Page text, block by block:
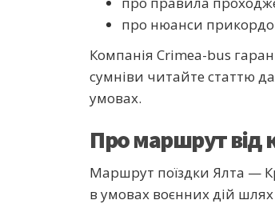
про нюанси
Компанія Crimea-bus
сумніви читайте статтю
умовах.
Про маршрут від
Маршрут поїздки Ялта —
в умовах воєнних дій шлях